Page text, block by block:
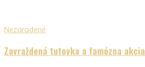
Nezaradené
Zavraždená tutovka a famózna akcia